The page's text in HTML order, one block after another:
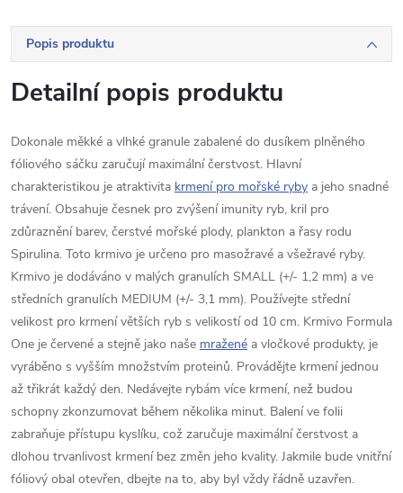
Popis produktu
Detailní popis produktu
Dokonale měkké a vlhké granule zabalené do dusíkem plněného
fóliového sáčku zaručují maximální čerstvost. Hlavní
charakteristikou je atraktivita krmení pro mořské ryby a jeho snadné
trávení. Obsahuje česnek pro zvýšení imunity ryb, kril pro
zdůraznění barev, čerstvé mořské plody, plankton a řasy rodu
Spirulina. Toto krmivo je určeno pro masožravé a všežravé ryby.
Krmivo je dodáváno v malých granulích SMALL (+/- 1,2 mm) a ve
středních granulích MEDIUM (+/- 3,1 mm). Používejte střední
velikost pro krmení větších ryb s velikostí od 10 cm. Krmivo Formula
One je červené a stejně jako naše mražené a vločkové produkty, je
vyráběno s vyšším množstvím proteinů. Provádějte krmení jednou
až třikrát každý den. Nedávejte rybám více krmení, než budou
schopny zkonzumovat během několika minut. Balení ve folii
zabraňuje přístupu kyslíku, což zaručuje maximální čerstvost a
dlohou trvanlivost krmení bez změn jeho kvality. Jakmile bude vnitřní
fóliový obal otevřen, dbejte na to, aby byl vždy řádně uzavřen.